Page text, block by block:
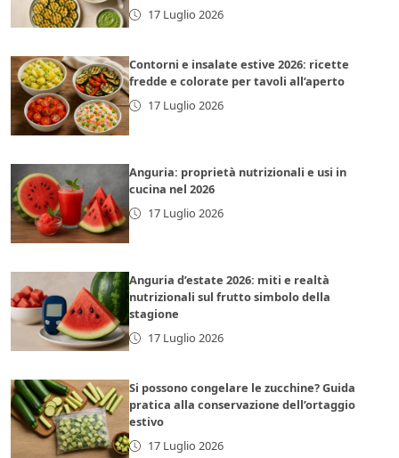
17 Luglio 2026
Contorni e insalate estive 2026: ricette
fredde e colorate per tavoli all’aperto
17 Luglio 2026
Anguria: proprietà nutrizionali e usi in
cucina nel 2026
17 Luglio 2026
Anguria d’estate 2026: miti e realtà
nutrizionali sul frutto simbolo della
stagione
17 Luglio 2026
Si possono congelare le zucchine? Guida
pratica alla conservazione dell’ortaggio
estivo
17 Luglio 2026